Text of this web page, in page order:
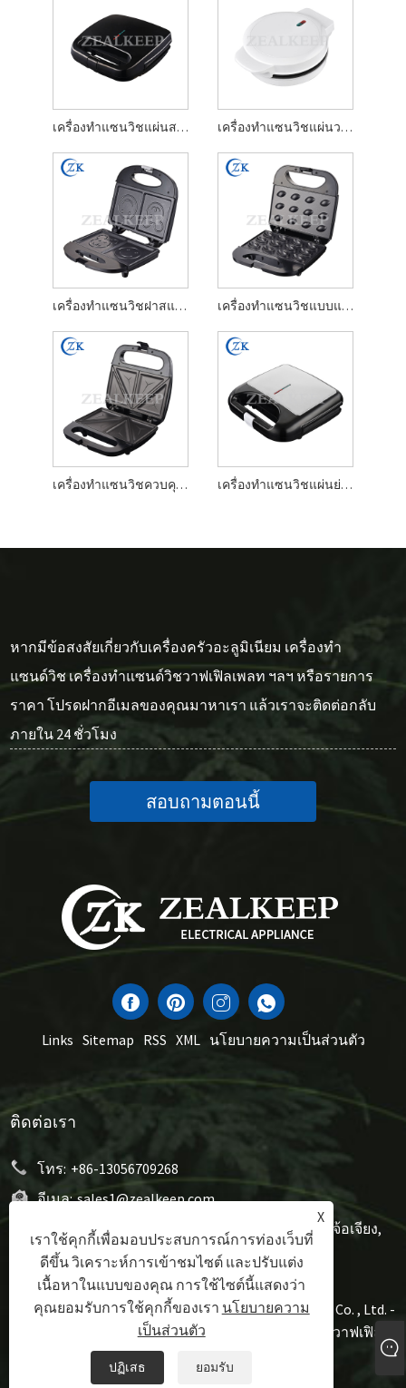
เครื่องทำแซนวิชแผ่นสามเหลี่ยม เครื่องทำแซนวิชแผ่นวาฟเฟิล
เครื่องทำแซนวิชฝาสแตนเลส เครื่องทำแซนวิชแบบแผ่นนอนสติ๊ก
เครื่องทำแซนวิชควบคุมอุณหภูมิอัตโนมัติ เครื่องทำแซนวิชแผ่นย่าง
หากมีข้อสงสัยเกี่ยวกับเครื่องครัวอะลูมิเนียม เครื่องทำ
แซนด์วิช เครื่องทำแซนด์วิชวาฟเฟิลเพลท ฯลฯ หรือรายการ
ราคา โปรดฝากอีเมลของคุณมาหาเรา แล้วเราจะติดต่อกลับ
ภายใน 24 ชั่วโมง
สอบถามตอนนี้
Links Sitemap RSS XML นโยบายความเป็นส่วนตัว
ติดต่อเรา
โทร: +86-13056709268
อีเมล: sales1@zealkeep.com
ที่อยู่:
Saint Street, Cixi City และ City City, จังหวัดเจ้อเจียง,
จีน
ลิขสิทธิ์© 2023 Ningbo Zealkeep Electrical Appliance Co. , Ltd. -
เครื่องครัวอลูมิเนียมผู้ผลิตแซนวิชผู้ผลิตแซนวิชแผ่นวาฟเฟิล -
สงวนลิขสิทธิ์
X
เราใช้คุกกี้เพื่อมอบประสบการณ์การท่องเว็บที่
ดีขึ้น วิเคราะห์การเข้าชมไซต์ และปรับแต่ง
เนื้อหาในแบบของคุณ การใช้ไซต์นี้แสดงว่า
คุณยอมรับการใช้คุกกี้ของเรา นโยบายความ
เป็นส่วนตัว
ปฏิเสธ ยอมรับ